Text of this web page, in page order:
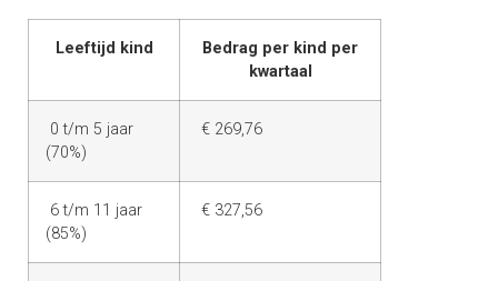
Leeftijd kind
Bedrag per kind per
kwartaal
0 t/m 5 jaar
(70%)
€ 269,76
6 t/m 11 jaar
(85%)
€ 327,56